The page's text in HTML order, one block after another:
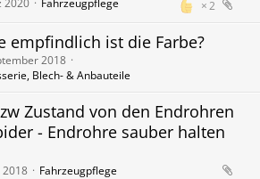
2
2020 Fahrzeugpflege
empfindlich ist die Farbe?
2018
Blech- & Anbauteile
Zustand von den Endrohren
- Endrohre sauber halten
2018 Fahrzeugpflege